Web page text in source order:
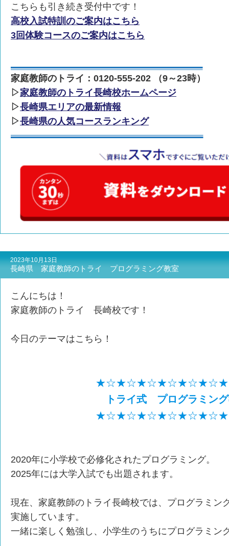
こちらも引き続き受付中です！
高校入試特訓のご案内はこちら
3回体験コースのご案内はこちら
家庭教師のトライ：0120-555-202 （9～23時）
▷家庭教師のトライ長崎校ホームページ
▷長崎県エリアの最新情報
▷長崎県の人気コースランキング
2023年10月13日
長崎県 家庭教師のトライ プログラミング教室
こんにちは！
家庭教師のトライ 長崎校です！
今日のテーマはこちら！
トライ式
プログラミン
2020年に小学校で必修化されたプログラミング。
2025年には大学入試でも出題されます。
現在、家庭教師のトライ長崎校では、プログラミン
実施しています。
一緒に楽しく勉強し、小学生のうちにプログラミン